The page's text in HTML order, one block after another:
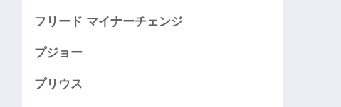
フリード マイナーチェンジ
プジョー
プリウス